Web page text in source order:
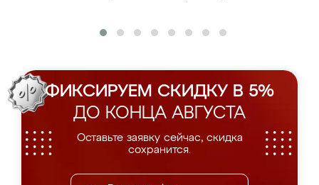
ФИКСИРУЕМ СКИДКУ В 5%
ДО КОНЦА АВГУСТА
Оставьте заявку сейчас, скидка
сохранится.